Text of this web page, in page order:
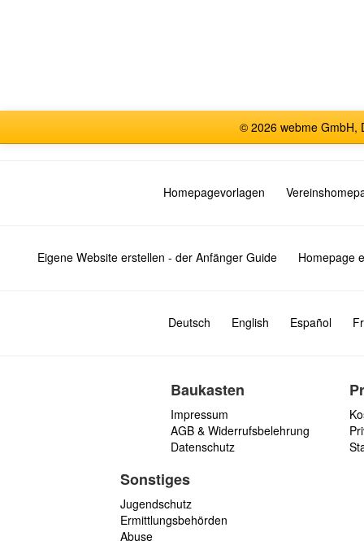
© 2026 webme GmbH,
Homepagevorlagen
Eigene Website erstellen - der Anfänger Guide Homepage
Deutsch English Español
Baukasten
Impressum
AGB & Widerrufsbelehrung
Datenschutz
Sonstiges
Jugendschutz
Ermittlungsbehörden
Abuse